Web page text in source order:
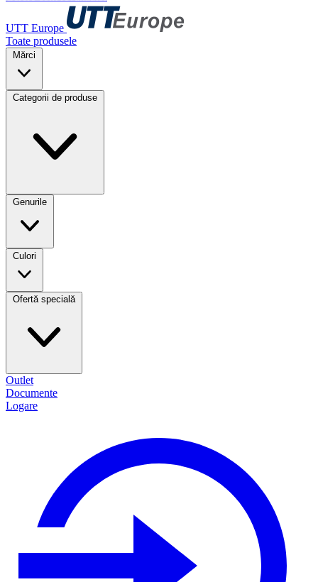
UTT Europe
Toate produsele
Mărci
Categorii de produse
Genurile
Culori
Ofertă specială
Outlet
Documente
Logare